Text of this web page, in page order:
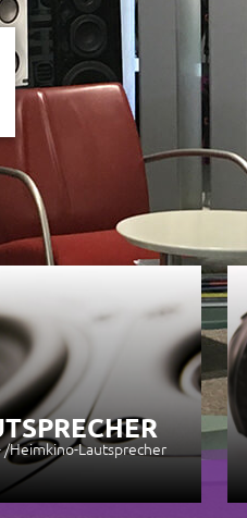
/Heimkino-Lautsprecher